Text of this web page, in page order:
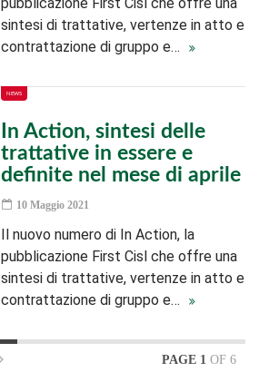
sintesi di trattative, vertenze in atto e
contrattazione di gruppo e…
NEWS
In Action, sintesi delle
trattative in essere e
definite nel mese di aprile
10 Maggio 2021
Il nuovo numero di In Action, la
pubblicazione First Cisl che offre una
sintesi di trattative, vertenze in atto e
contrattazione di gruppo e…
PAGE 1 OF 6